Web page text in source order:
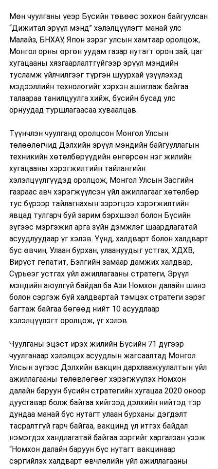
Мөн чуулганы үеэр Бүсийн төвөөс зохион байгуулсан
“Дижитал эрүүл мэнд” хэлэлцүүлэгт манай улс
Малайз, БНХАУ, Япон зэрэг улсын хамтаар оролцож,
Монгол орны өргөн уудам газар нутагт орон зай, цаг
хугацааны хязгаарлалтгүйгээр эрүүл мэндийн
тусламж үйлчилгээг түргэн шуурхай үзүүлэхэд
мэдээллийн технологийг хэрхэн ашиглаж байгаа
талаараа танилцуулга хийж, бүсийн бусад улс
орнуудад туршлагаасаа хуваалцав.
Түүнчлэн чуулганд оролцсон Монгол Улсын
төлөөлөгчид Дэлхийн эрүүл мэндийн байгууллагын
техникийн хөтөлбөрүүдийн өнгөрсөн нэг жилийн
хугацааны хэрэгжилтийн тайлангийн
хэлэлцүүлгүүдэд оролцож, Монгол Улсын Засгийн
газраас авч хэрэгжүүлсэн үйл ажиллагааг хөтөлбөр
тус бүрээр тайлагнахын зэрэгцээ хэрэгжилтийн
явцад тулгарч буй зарим бэрхшээл болон Бүсийн
зүгээс мэргэжил арга зүйн дэмжлэг шаардлагатай
асуудлуудаар үг хэлэв. Үүнд, халдварт болон халдварт
бус өвчин, Улаан бурхан, улаануудыг устгах, ХДХВ,
Вирүст гепатит, Бэлгийн замаар дамжих халдвар,
Сүрьеэг устгах үйл ажиллагааны стратеги, Эрүүл
мэндийн аюулгүй байдал ба Ази Номхон далайн шинэ
болон сэргэж буй халдвартай тэмцэх стратеги зэрэг
багтаж байгаа бөгөөд нийт 10 асуудлаар
хэлэлцүүлэгт оролцож, үг хэлэв.
Чуулганы эцэст ирэх жилийн Бүсийн 71 дүгээр
чуулганаар хэлэлцэх асуудлын жагсаалтад Монгол
Улсын зүгээс Дэлхийн вакцин дархлаажуулалтын үйл
ажиллагааны төлөвлөгөөг хэрэгжүүлэх Номхон
далайн баруун бүсийн стратегийн хугацаа 2020 оноор
дуусгавар болж байгаа хийгээд дэлхийн нийтэд тэр
дундаа манай бүс нутагт улаан бурханы дэгдэлт
тасралтгүй гарч байгаа, вакцинд үл итгэх байдал
нэмэгдэх хандлагатай байгаа зэргийг харгалзан үзэж
“Номхон далайн баруун бүс нутагт вакцинаар
сэргийлэх халдварт өвчлөлийн үйл ажиллагааны